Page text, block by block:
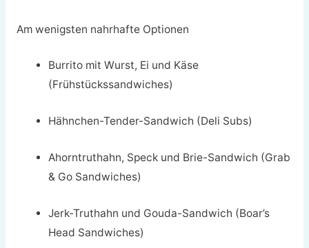
Am wenigsten nahrhafte Optionen
Burrito mit Wurst, Ei und Käse
(Frühstückssandwiches)
Hähnchen-Tender-Sandwich (Deli Subs)
Ahorntruthahn, Speck und Brie-Sandwich (Grab
& Go Sandwiches)
Jerk-Truthahn und Gouda-Sandwich (Boar’s
Head Sandwiches)